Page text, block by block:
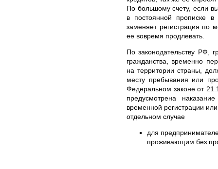
По большому счету, если
в постоянной прописке
заменяет регистрация по
ее вовремя продлевать.
По законодательству РФ,
гражданства, временно
на территории страны,
месту пребывания или
Федеральном законе от
предусмотрена
временной регистрации
отдельном случае
для
проживающим без